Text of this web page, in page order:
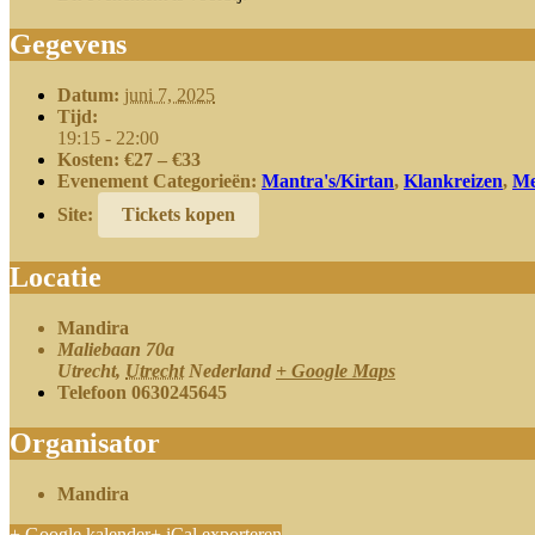
Gegevens
Datum: juni 7, 2025
Tijd:
19:15 - 22:00
Kosten: €27 – €33
Evenement Categorieën: Mantra's/Kirtan, Klankreizen,
Site:
Tickets kopen
Locatie
Mandira
Maliebaan 70a
Utrecht, Utrecht Nederland + Google Maps
Telefoon 0630245645
Organisator
Mandira